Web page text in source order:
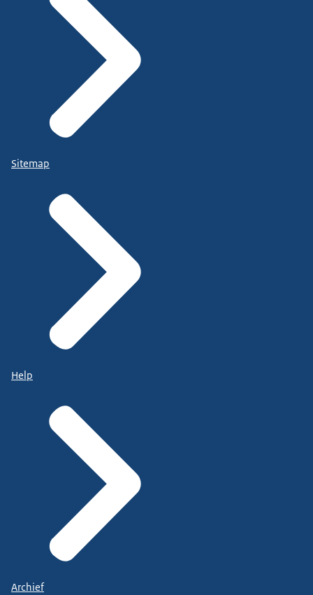
Sitemap
Help
Archief